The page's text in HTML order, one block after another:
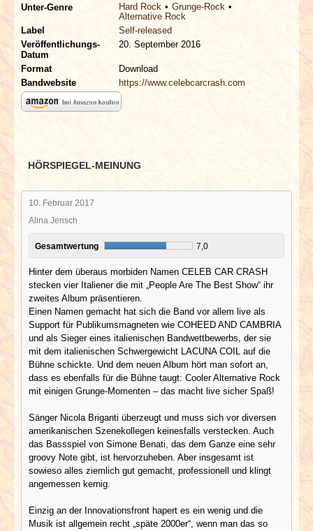
ARCHIV
Unter-Genre
Hard Rock
Grunge-Rock
Alternative Rock
Label
Self-released
Veröffentlichungs-
Datum
20. September 2016
Format
Download
Bandwebsite
https://www.celebcarcrash.com
HÖRSPIEGEL-MEINUNG
10. Februar 2017
Alina Jensch
Gesamtwertung 7,0
Hinter dem überaus morbiden Namen CELEB CAR CRASH
stecken vier Italiener die mit „People Are The Best Show“ ihr
zweites Album präsentieren.
Einen Namen gemacht hat sich die Band vor allem live als
Support für Publikumsmagneten wie COHEED AND CAMBRIA
und als Sieger eines italienischen Bandwettbewerbs, der sie
mit dem italienischen Schwergewicht LACUNA COIL auf die
Bühne schickte. Und dem neuen Album hört man sofort an,
dass es ebenfalls für die Bühne taugt: Cooler Alternative Rock
mit einigen Grunge-Momenten – das macht live sicher Spaß!
Sänger Nicola Briganti überzeugt und muss sich vor diversen
amerikanischen Szenekollegen keinesfalls verstecken. Auch
das Bassspiel von Simone Benati, das dem Ganze eine sehr
groovy Note gibt, ist hervorzuheben. Aber insgesamt ist
sowieso alles ziemlich gut gemacht, professionell und klingt
angemessen kernig.
Einzig an der Innovationsfront hapert es ein wenig und die
Musik ist allgemein recht „späte 2000er“, wenn man das so